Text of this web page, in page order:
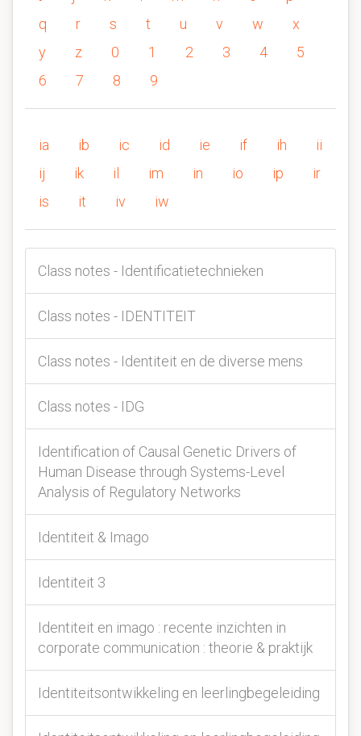
q
r s t u v w
x
y
z 0 1 2 3 4
5
6
7 8 9
ia ib ic id ie if ih
ii
ij
ik il im in io ip
ir
is
it iv iw
Class notes - Identificatietechnieken
Class notes - IDENTITEIT
Class notes - Identiteit en de diverse mens
Class notes - IDG
Identification of Causal Genetic Drivers of
Human Disease through Systems-Level
Analysis of Regulatory Networks
Identiteit & Imago
Identiteit 3
Identiteit en imago : recente inzichten in
corporate communication : theorie & praktijk
Identiteitsontwikkeling en leerlingbegeleiding